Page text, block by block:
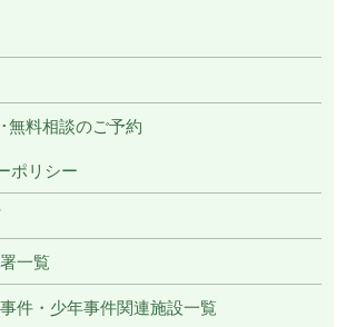
無料相談のご予約
ポリシー
一覧
件・少年事件関連施設一覧